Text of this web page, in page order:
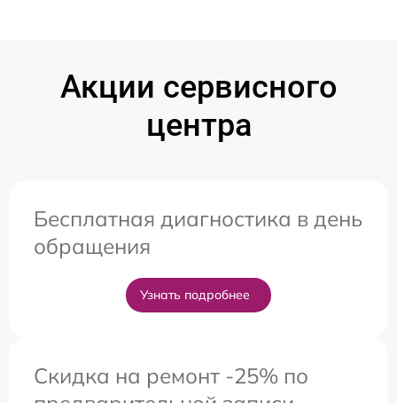
Акции сервисного
центра
Бесплатная диагностика в день
обращения
Узнать подробнее
Скидка на ремонт -25% по